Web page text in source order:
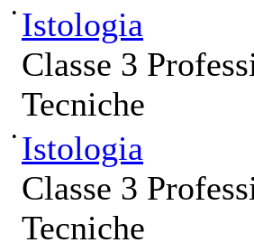
• Istologia
Classe 3
Tecniche
• Istologia
Classe 3
Tecniche